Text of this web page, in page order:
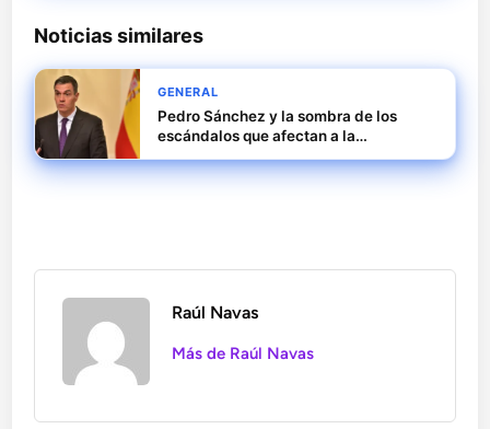
Noticias similares
GENERAL
Pedro Sánchez y la sombra de los
escándalos que afectan a la
Internacional Socialista
Raúl Navas
Más de Raúl Navas